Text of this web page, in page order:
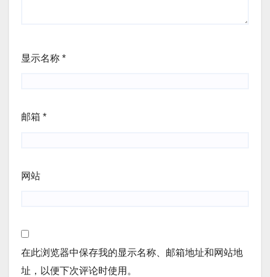
显示名称 *
邮箱 *
网站
在此浏览器中保存我的显示名称、邮箱地址和网站地
址，以便下次评论时使用。